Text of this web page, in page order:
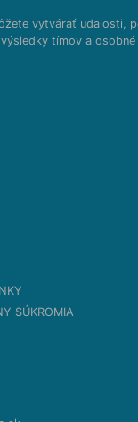
vytvárať udalosti,
tímov a osobné
SÚKROMIA